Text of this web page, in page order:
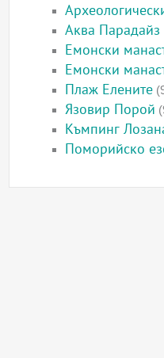
Аква Парадайз
Емонски
Емонски
Плаж Елените
Язовир Порой
Къмпинг
Поморийско